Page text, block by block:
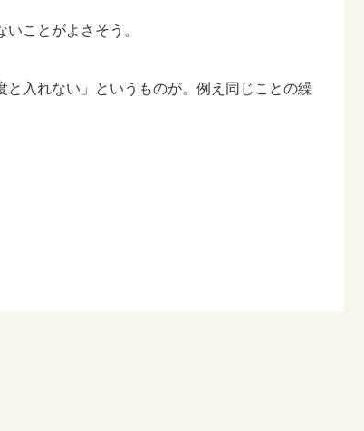
ことがよさそう。
入れない」というものが。例え同じことの繰